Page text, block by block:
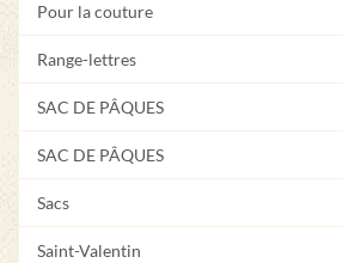
Pour la couture
Range-lettres
SAC DE PÂQUES
SAC DE PÂQUES
Sacs
Saint-Valentin